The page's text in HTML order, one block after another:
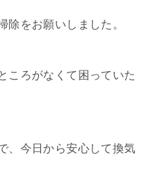
除をお願いしました。
ころがなくて困っていた
、今日から安心して換気